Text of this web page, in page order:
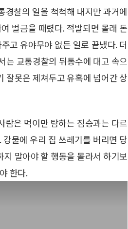
찰의 일을 척척해 내지만 과거에
벌금을 때렸다. 적발되면 몰래 돈
고 유야무야 없든 일로 끝냈다. 더
는 교통경찰의 뒤통수에 대고 속으
잘못은 제쳐두고 유혹에 넘어간 상
람은 먹이만 탐하는 짐승과는 다르
물에 우리 집 쓰레기를 버리면 당
말아야 할 행동을 몰라서 하기보
한다.